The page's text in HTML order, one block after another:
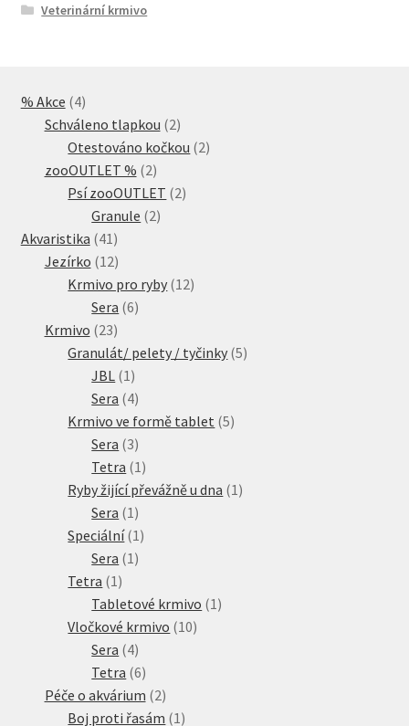
Veterinární krmivo
% Akce 44
produkty
Schváleno tlapkou 22
produkty
Otestováno kočkou 22
zooOUTLET % 22
produkty
Psí zooOUTLET 22
Granule 22
Akvaristika 41 41
produktů
Jezírko 1212
produktů
Krmivo pro ryby 1212
Sera 66
Krmivo 2323
produktů
Granulát/ pelety / tyčinky 55
JBL 1 1
produkt
Sera 44
produkty
Krmivo ve formě tablet 55
Sera 33
produkty
Tetra 1 1
produkt
Ryby žijící převážně u dna 1 1
Sera 1 1
produkt
Speciální 1 1
Sera 1 1
Tetra 1 1
produkt
Tabletové krmivo 1 1
Vločkové krmivo 1010
Sera 44
produkty
Tetra 66
produktů
Péče o akvárium 22
produkty
Boj proti řasám 1 1